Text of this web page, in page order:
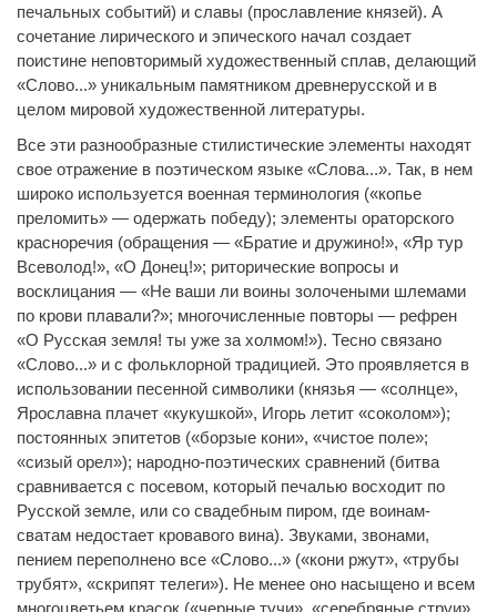
печальных событий) и славы (прославление князей). А
сочетание лирического и эпического начал создает
поистине неповторимый художественный сплав, делающий
«Слово...» уникальным памятником древнерусской и в
целом мировой художественной литературы.
Все эти разнообразные стилистические элементы находят
свое отражение в поэтическом языке «Слова...». Так, в нем
широко используется военная терминология («копье
преломить» — одержать победу); элементы ораторского
красноречия (обращения — «Братие и дружино!», «Яр тур
Всеволод!», «О Донец!»; риторические вопросы и
восклицания — «Не ваши ли воины золочеными шлемами
по крови плавали?»; многочисленные повторы — рефрен
«О Русская земля! ты уже за холмом!»). Тесно связано
«Слово...» и с фольклорной традицией. Это проявляется в
использовании песенной символики (князья — «солнце»,
Ярославна плачет «кукушкой», Игорь летит «соколом»);
постоянных эпитетов («борзые кони», «чистое поле»;
«сизый орел»); народно-поэтических сравнений (битва
сравнивается с посевом, который печалью восходит по
Русской земле, или со свадебным пиром, где воинам-
сватам недостает кровавого вина). Звуками, звонами,
пением переполнено все «Слово...» («кони ржут», «трубы
трубят», «скрипят телеги»). Не менее оно насыщено и всем
многоцветьем красок («черные тучи», «серебряные струи»,